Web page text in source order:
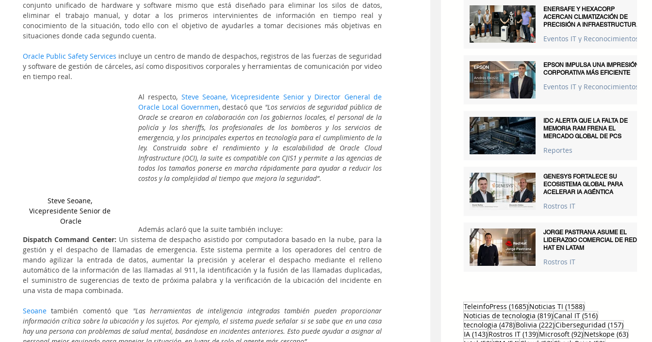
conjunto unificado de hardware y software mismo que está diseñado para eliminar los silos de datos,
eliminar el trabajo manual, y dotar a los primeros intervinientes de información en tiempo real y
conocimiento de la situación, todo ello con el objetivo de ayudarles a tomar decisiones más objetivas en
situaciones donde cada segundo cuenta.
Oracle Public Safety Services incluye un centro de mando de despachos, registros de las fuerzas de seguridad
y software de gestión de cárceles, así como dispositivos corporales y herramientas de comunicación por video
en tiempo real.
Steve Seoane,
Vicepresidente Senior de
Oracle
Al respecto, Steve Seoane, Vicepresidente Senior y Director General de
Oracle Local Governmen, destacó que "Los servicios de seguridad pública de
Oracle se crearon en colaboración con los gobiernos locales, el personal de la
policía y los sheriffs, los profesionales de los bomberos y los servicios de
emergencia, y los principales expertos en tecnología para el cumplimiento de la
ley. Construida sobre el rendimiento y la escalabilidad de Oracle Cloud
Infrastructure (OCI), la suite es compatible con CJIS1 y permite a las agencias de
todos los tamaños ponerse en marcha rápidamente para ayudar a reducir los
costos y la complejidad al tiempo que mejora la seguridad”.
Además aclaró que la suite también incluye:
Dispatch Command Center: Un sistema de despacho asistido por computadora basado en la nube, para la
gestión y el despacho de llamadas de emergencia. Este sistema permite a los operadores del centro de
mando agilizar la entrada de datos, aumentar la precisión y acelerar el despacho mediante el relleno
automático de la información de las llamadas al 911, la identificación y la fusión de las llamadas duplicadas,
el suministro de sugerencias de texto de próxima palabra y la verificación de la ubicación del incidente en
una vista de mapa combinada.
Seoane también comentó que "Las herramientas de inteligencia integradas también pueden proporcionar
información crítica sobre la ubicación y los sujetos. Por ejemplo, el sistema puede señalar si se sabe que en una casa
hay una persona con problemas de salud mental, basándose en incidentes anteriores. Esto puede ayudar a asignar al
ENERSAFE Y HEXACORP
ACERCAN CLIMATIZACIÓN DE
PRECISIÓN A INFRAESTRUCTURAS
Eventos IT y Reconocimientos
EPSON IMPULSA UNA IMPRESIÓN
CORPORATIVA MÁS EFICIENTE
Eventos IT y Reconocimientos
IDC ALERTA QUE LA FALTA DE
MEMORIA RAM FRENA EL
MERCADO GLOBAL DE PCS
Reportes
GENESYS FORTALECE SU
ECOSISTEMA GLOBAL PARA
ACELERAR IA AGÉNTICA
Rostros IT
JORGE PASTRANA ASUME EL
LIDERAZGO COMERCIAL DE RED
HAT EN LATAM
Rostros IT
TeleinfoPress (1685)1685 entradas
Noticias TI (1588)1588 entradas
Noticias de tecnologia (819)819 entradas
Canal IT (516)516 entradas
tecnologia (478)478 entradas
Bolivia (222)222 entradas
Ciberseguridad (157)157
IA (143)143 entradas
Rostros IT (139)139 entradas
Microsoft (92)92 entradas
Netskope (63)63